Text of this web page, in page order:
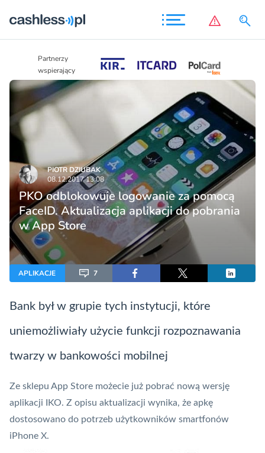
Partnerzy
wspierający
PIOTR DZIUBAK
08.12.2017 13:08
PKO odblokowuje logowanie za pomocą
FaceID. Aktualizacja aplikacji do pobrania
w App Store
APLIKACJE 7
Bank był w grupie tych instytucji, które
uniemożliwiały użycie funkcji rozpoznawania
twarzy w bankowości mobilnej
Ze sklepu App Store możecie już pobrać nową wersję
aplikacji
IKO. Z opisu aktualizacji wynika, że apkę
dostosowano do potrzeb użytkowników smartfonów
iPhone X.